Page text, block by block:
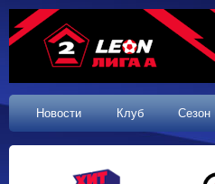
Новости Клуб Сезон